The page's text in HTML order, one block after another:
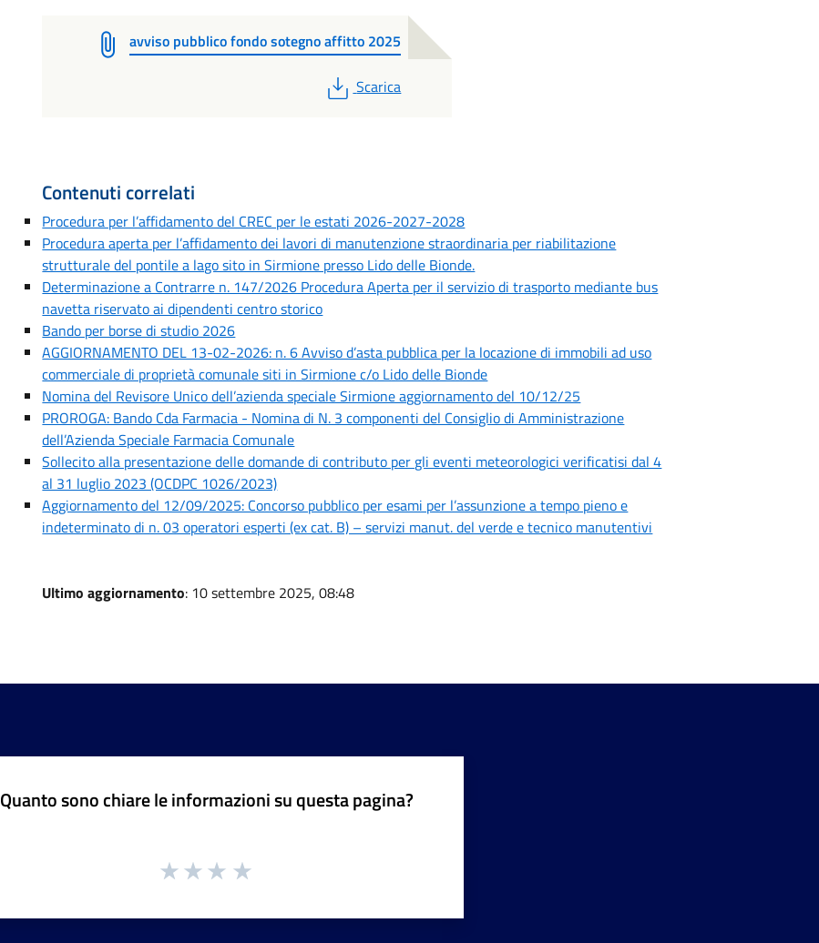
avviso pubblico fondo sotegno affitto 2025
PDF
Scarica
Contenuti correlati
Procedura per l’affidamento del CREC per le estati 2026-2027-2028
Procedura aperta per l’affidamento dei lavori di manutenzione straordinaria per riabilitazione
strutturale del pontile a lago sito in Sirmione presso Lido delle Bionde.
Determinazione a Contrarre n. 147/2026 Procedura Aperta per il servizio di trasporto mediante bus
navetta riservato ai dipendenti centro storico
Bando per borse di studio 2026
AGGIORNAMENTO DEL 13-02-2026: n. 6 Avviso d’asta pubblica per la locazione di immobili ad uso
commerciale di proprietà comunale siti in Sirmione c/o Lido delle Bionde
Nomina del Revisore Unico dell’azienda speciale Sirmione aggiornamento del 10/12/25
PROROGA: Bando Cda Farmacia - Nomina di N. 3 componenti del Consiglio di Amministrazione
dell’Azienda Speciale Farmacia Comunale
Sollecito alla presentazione delle domande di contributo per gli eventi meteorologici verificatisi dal 4
al 31 luglio 2023 (OCDPC 1026/2023)
Aggiornamento del 12/09/2025: Concorso pubblico per esami per l’assunzione a tempo pieno e
indeterminato di n. 03 operatori esperti (ex cat. B) – servizi manut. del verde e tecnico manutentivi
Ultimo aggiornamento: 10 settembre 2025, 08:48
Quanto sono chiare le informazioni su questa pagina?